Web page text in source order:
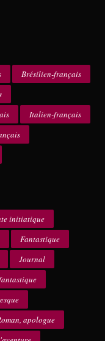
Brésilien-français
Italien-français
initiatique
Fantastique
Journal
apologue